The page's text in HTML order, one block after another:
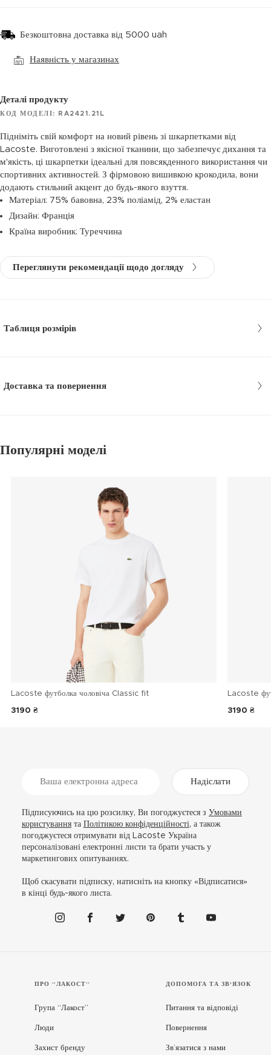
Безкоштовна доставка від 5000 uah
Наявність у магазинах
Деталі продукту
КОД МОДЕЛІ: RA2421.21L
Підніміть свій комфорт на новий рівень зі шкарпетками від
Lacoste. Виготовлені з якісної тканини, що забезпечує дихання та
м'якість, ці шкарпетки ідеальні для повсякденного використання чи
спортивних активностей. З фірмовою вишивкою крокодила, вони
додають стильний акцент до будь-якого взуття.
Матеріал: 75% бавовна, 23% поліамід, 2% еластан
Дизайн: Франція
Країна виробник: Туреччина
Переглянути рекомендації щодо догляду
Таблиця розмірів
Доставка та повернення
Популярні моделі
Lacoste футболка чоловіча Classic fit
3190 ₴
Lacoste
3190 ₴
Надіслати
Підписуючись на цю розсилку, Ви погоджуєтеся з Умовами
користуваннята Політикою конфіденційності, а також
погоджуєтеся отримувати від Lacoste Україна
персоналізовані електронні листи та брати участь у
маркетингових опитуваннях.
Щоб скасувати підписку, натисніть на кнопку «Відписатися»
в кінці будь-якого листа.
ПРО “ЛАКОСТ”
Група “Лакост”
Люди
Захист бренду
ДОПОМОГА ТА ЗВ'ЯЗОК
Питання та відповіді
Повернення
Зв’язатися з нами